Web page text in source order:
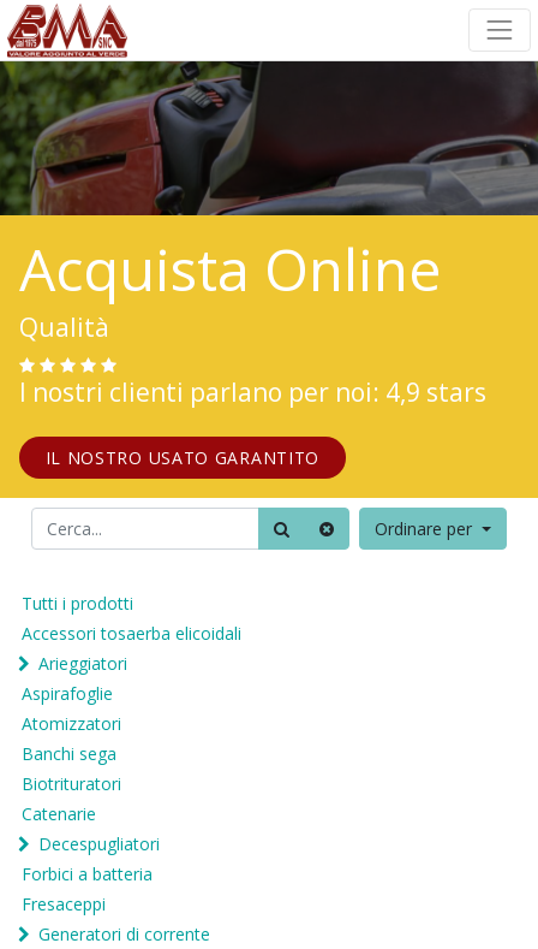
Acquista Online
Qualità
I nostri clienti parlano per noi: 4,9 stars
IL NOSTRO USATO GARANTITO
Ordinare per
Tutti i prodotti
Accessori tosaerba elicoidali
Arieggiatori
Aspirafoglie
Atomizzatori
Banchi sega
Biotrituratori
Catenarie
Decespugliatori
Forbici a batteria
Fresaceppi
Generatori di corrente